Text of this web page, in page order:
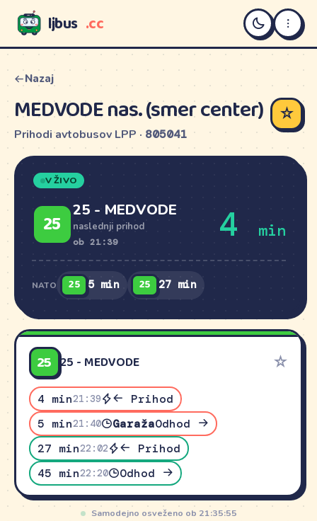
LJBUS ljbus .cc
Nazaj
MEDVODE nas. (smer center)
Prihodi avtobusov LPP · 805041
☆
V ŽIVO
25 25 - MEDVODE
naslednji prihod
ob 21:39 4 min
NATO 25 5 min 25 27 min
25 25 - MEDVODE ☆
4 min21:39
Prihod
5 min21:40 GaražaOdhod
27 min22:02
Prihod
45 min22:20 Odhod
Samodejno osveženo ob 21:35:55